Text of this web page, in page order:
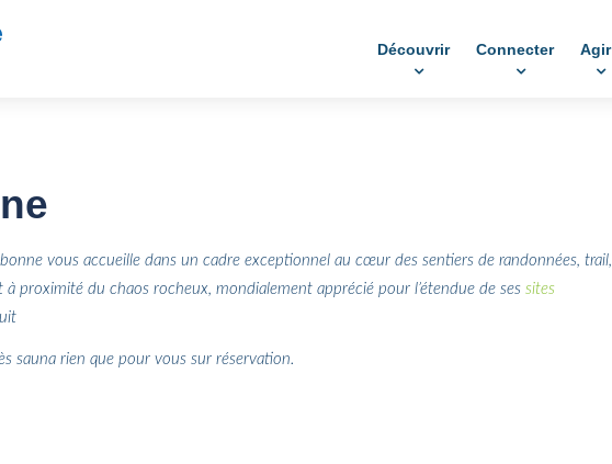
Découvrir Connecter Agir
vous accueille dans un cadre exceptionnel au cœur des sentiers de randonnées, trail,
proximité du chaos rocheux, mondialement apprécié pour l’étendue de ses sites
sauna rien que pour vous sur réservation.